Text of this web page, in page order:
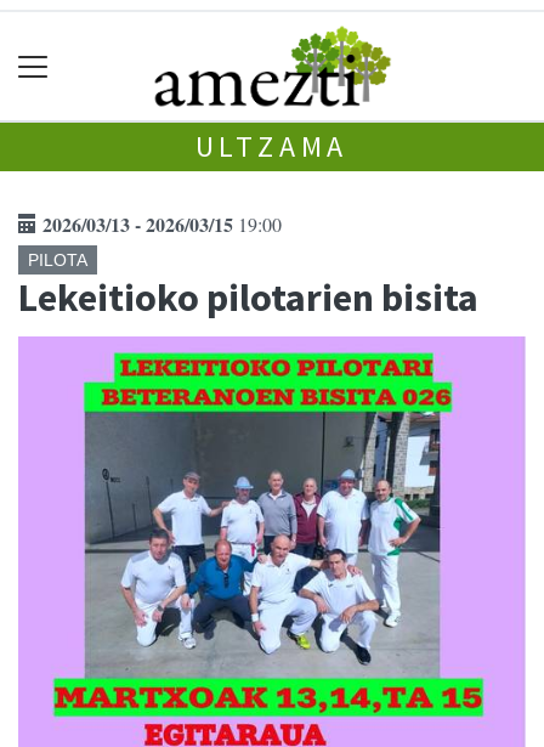
ULTZAMA
2026/03/13 - 2026/03/15 19:00
PILOTA
Lekeitioko pilotarien bisita